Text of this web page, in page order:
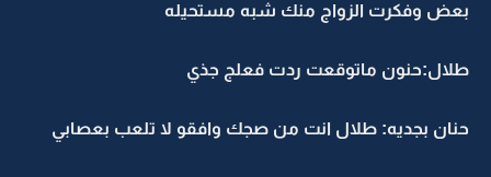
بعض وفكرت الزواج منك شبه مستحيله
طلال:حنون ماتوقعت ردت فعلج جذي
حنان بجديه: طلال انت من صجك وافقو لا تلعب بعصابي